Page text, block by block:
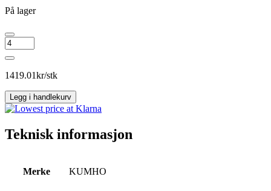
På lager
KUMHO
PS71
antall
1419.01kr/stk
Legg i handlekurv
Teknisk informasjon
Merke KUMHO